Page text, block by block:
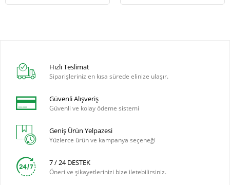
Hızlı Teslimat
Siparişleriniz en kısa sürede elinize ulaşır.
Güvenli Alışveriş
Güvenli ve kolay ödeme sistemi
Geniş Ürün Yelpazesi
Yüzlerce ürün ve kampanya seçeneği
7 / 24 DESTEK
Öneri ve şikayetlerinizi bize iletebilirsiniz.